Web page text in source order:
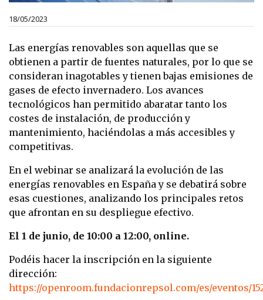
18/05/2023
Las energías renovables son aquellas que se
obtienen a partir de fuentes naturales, por lo que se
consideran inagotables y tienen bajas emisiones de
gases de efecto invernadero. Los avances
tecnológicos han permitido abaratar tanto los
costes de instalación, de producción y
mantenimiento, haciéndolas a más accesibles y
competitivas.
En el webinar se analizará la evolución de las
energías renovables en España y se debatirá sobre
esas cuestiones, analizando los principales retos
que afrontan en su despliegue efectivo.
El 1 de junio, de 10:00 a 12:00, online.
Podéis hacer la inscripción en la siguiente
dirección:
https://openroom.fundacionrepsol.com/es/eventos/